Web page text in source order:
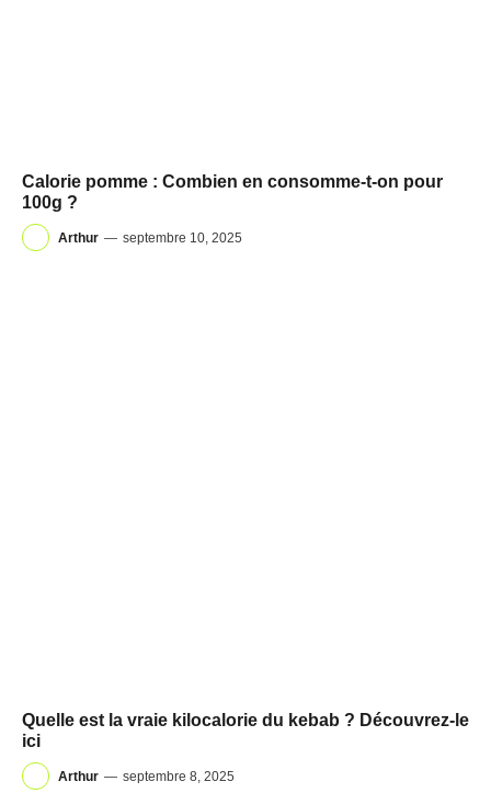
Calorie pomme : Combien en consomme-t-on pour
100g ?
Arthur — septembre 10, 2025
Quelle est la vraie kilocalorie du kebab ? Découvrez-le
ici
Arthur — septembre 8, 2025